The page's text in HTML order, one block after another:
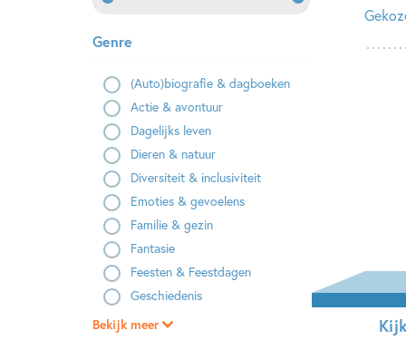
Genre
(Auto)biografie & dagboeken
Actie & avontuur
Dagelijks leven
Dieren & natuur
Diversiteit & inclusiviteit
Emoties & gevoelens
Familie & gezin
Fantasie
Feesten & Feestdagen
Geschiedenis
Bekijk meer